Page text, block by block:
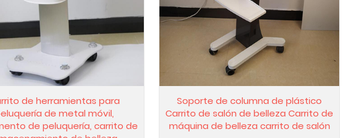
de herramientas para
de metal móvil,
de peluquería, carrito de
Soporte de columna de plástico
Carrito de salón de belleza Carrito de
máquina de belleza carrito de salón